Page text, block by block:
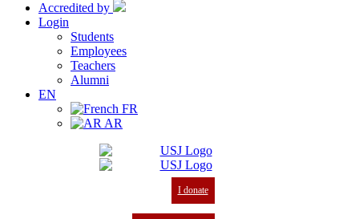
Accredited by
Login
Students
Employees
Teachers
Alumni
EN
FR
AR
I donate